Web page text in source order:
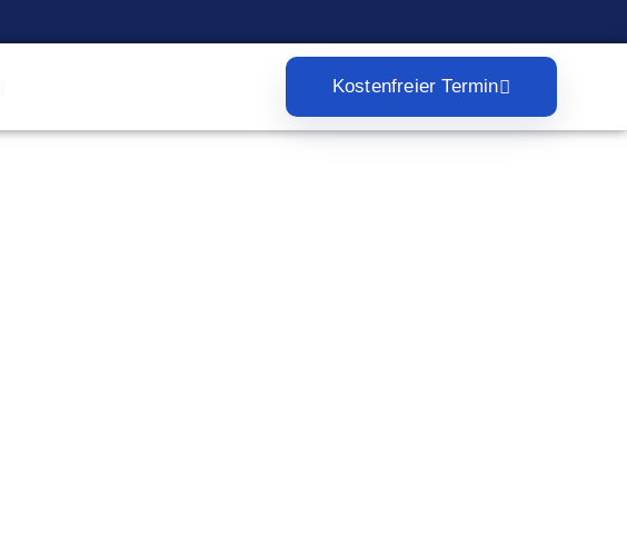
Kostenfreier Termin